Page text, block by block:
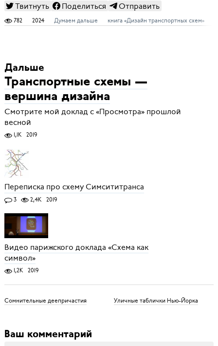
Твитнуть
Поделиться Отправить
782 2024 Думаем дальше книга «Дизайн транспортных схем»
Дальше
Транспортные схемы —
вершина дизайна
Смотрите мой доклад с «Просмотра» прошлой
весной
1,1K 2019
Переписка про схему Симсититранса
3 2,4K 2019
Видео парижского доклада «Схема как
символ»
1,2K 2019
Сомнительные деепричастия Уличные таблички Нью-Йорка
Ваш комментарий